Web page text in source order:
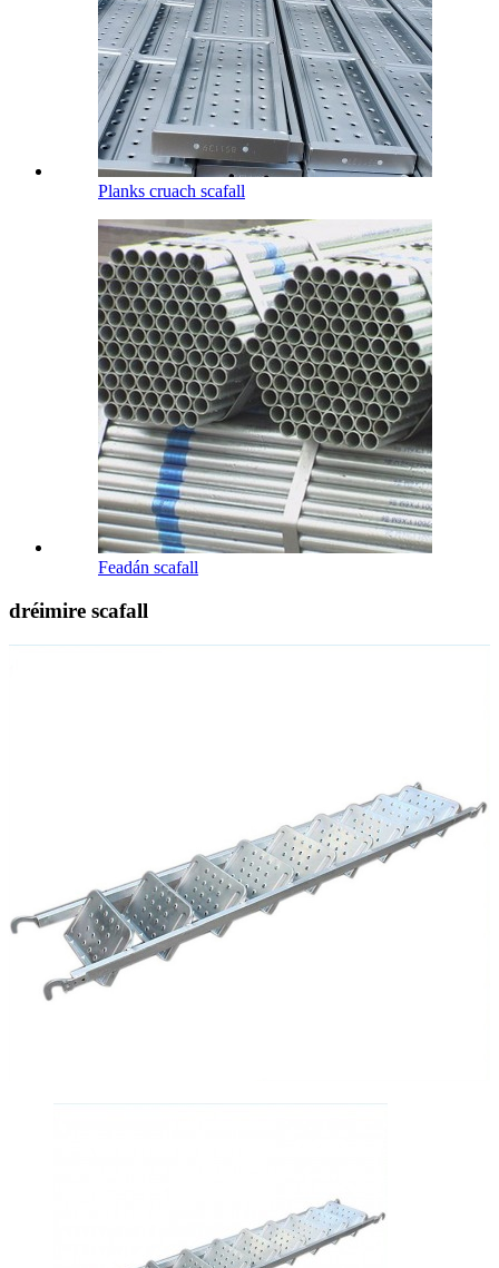
Planks cruach scafall
Feadán scafall
dréimire scafall